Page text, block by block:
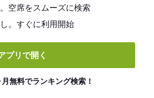
空席をスムーズに検索
。すぐに利用開始
プリで開く
無料でランキング検索！